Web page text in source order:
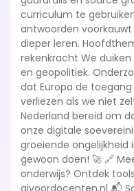
curriculum te
antwoorden
dieper leren.
rekenkracht We
en geopolitiek.
dat Europa de
verliezen als we niet
Nederland bereid om
onze digitale
groeiende ongelijkheid
gewoon doen! 🚀 🔗
onderwijs? Ontdek
aivoordocenten.nl 📬